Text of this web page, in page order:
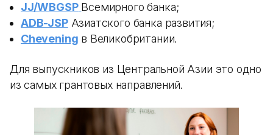
JJ/WBGSP Всемирного банка;
ADB-JSPАзиатского банка развития;
Chevening в Великобритании.
Для выпускников из Центральной Азии это одно
из самых грантовых направлений.